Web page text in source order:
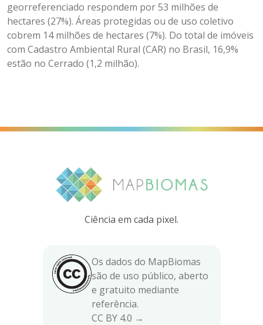
georreferenciado respondem por 53 milhões de
hectares (27%). Áreas protegidas ou de uso coletivo
cobrem 14 milhões de hectares (7%). Do total de imóveis
com Cadastro Ambiental Rural (CAR) no Brasil, 16,9%
estão no Cerrado (1,2 milhão).
Ciência em cada pixel.
Os dados do MapBiomas
são de uso público, aberto
e gratuito mediante
referência.
CC BY 4.0 →